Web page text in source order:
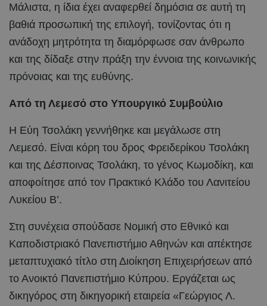
Μάλιστα, η ίδια έχει αναφερθεί δημόσια σε αυτή τη
βαθιά προσωπική της επιλογή, τονίζοντας ότι η
ανάδοχη μητρότητα τη διαμόρφωσε σαν άνθρωπο
και της δίδαξε στην πράξη την έννοια της κοινωνικής
πρόνοιας και της ευθύνης.
Από τη Λεμεσό στο Υπουργικό Συμβούλιο
Η Εύη Τσολάκη γεννήθηκε και μεγάλωσε στη
Λεμεσό. Είναι κόρη του δρος Φρειδερίκου Τσολάκη
και της Δέσποινας Τσολάκη, το γένος Κωμοδίκη, και
αποφοίτησε από τον Πρακτικό Κλάδο του Λανιτείου
Λυκείου Β’.
Στη συνέχεια σπούδασε Νομική στο Εθνικό και
Καποδιστριακό Πανεπιστήμιο Αθηνών και απέκτησε
μεταπτυχιακό τίτλο στη Διοίκηση Επιχειρήσεων από
το Ανοικτό Πανεπιστήμιο Κύπρου. Εργάζεται ως
δικηγόρος στη δικηγορική εταιρεία «Γεώργιος Λ.